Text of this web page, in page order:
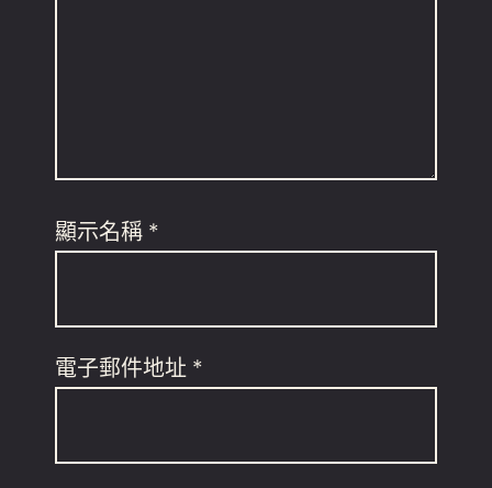
顯示名稱 *
電子郵件地址 *